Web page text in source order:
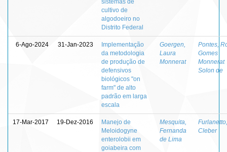
cultivo de
algodoeiro no
Distrito Federal
6-Ago-2024 31-Jan-2023
Implementação
da metodologia
de produção de
defensivos
biológicos "on
farm" de alto
padrão em larga
escala
Goergen,
Laura
Monnerat
Pontes,
Gomes
Monnerat
Solon de
17-Mar-2017 19-Dez-2016
Manejo de
Meloidogyne
enterolobii em
goiabeira com
Mesquita,
Fernanda
de Lima
Furlanetto,
Cleber